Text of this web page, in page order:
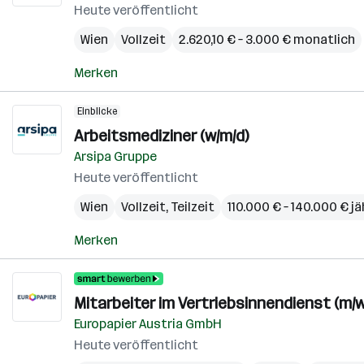
Heute veröffentlicht
Wien
Vollzeit 2.620,10 € – 3.000 € monatlich
Merken
Einblicke
Arbeitsmediziner (w/m/d)
Arsipa Gruppe
Heute veröffentlicht
Wien
Vollzeit, Teilzeit 110.000 € – 140.000 €
Merken
Mitarbeiter im Vertriebsinnendienst (m/
Europapier Austria GmbH
Heute veröffentlicht